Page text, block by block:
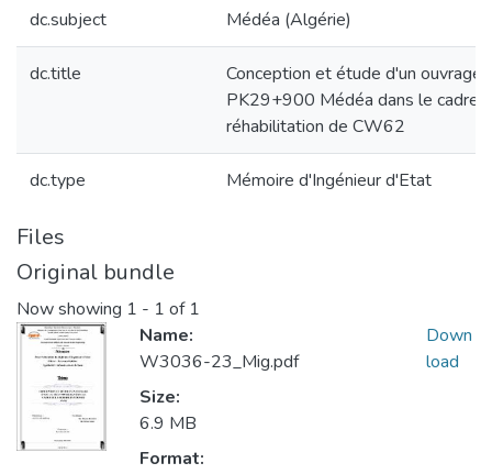
dc.subject Médéa (Algérie)
dc.title
Conception et étude d'un ouvrage
PK29+900 Médéa dans le cadre
réhabilitation de CW62
dc.type Mémoire d'Ingénieur d'Etat
Files
Original bundle
Now showing 1 - 1 of 1
Name:
W3036-23_Mig.pdf
Size:
6.9 MB
Format:
Down
load